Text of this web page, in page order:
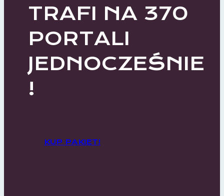
TRAFI NA 370
PORTALI
JEDNOCZEŚNIE
!
KUP PAKIET!